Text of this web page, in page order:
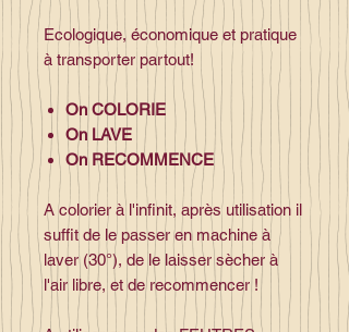
Ecologique, économique et pratique
à transporter partout!
On COLORIE
On LAVE
On RECOMMENCE
A colorier à l'infinit, après utilisation il
suffit de le passer en machine à
laver (30°), de le laisser sècher à
l'air libre, et de recommencer !